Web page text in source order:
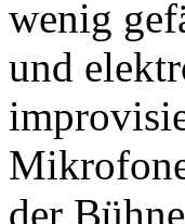
wenig
und
der